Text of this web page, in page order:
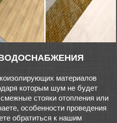
материалов
которым шум не будет
стояки отопления или
особенности проведения
обратиться к нашим